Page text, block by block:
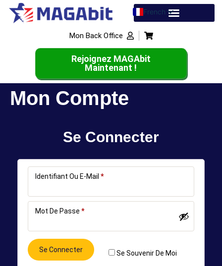
French
English
Spanish
Mon Back Office
Rejoignez MAGAbit
Maintenant !
Mon Compte
Se Connecter
Identifiant Ou E-Mail *
Mot De Passe *
Se Souvenir De Moi
Se Connecter